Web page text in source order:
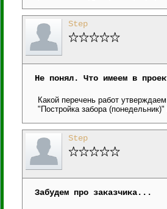
Step
Не понял. Что имеем в
Какой перечень работ
"Постройка забора
Step
Забудем про заказчика...